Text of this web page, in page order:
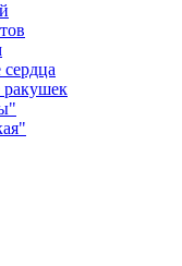
ракушек